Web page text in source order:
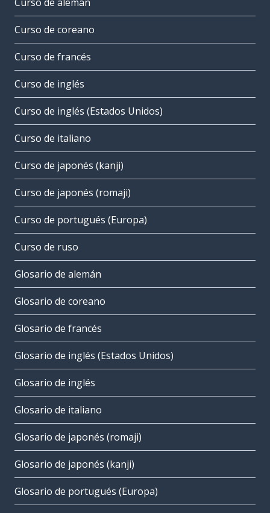
Curso de coreano
Curso de francés
Curso de inglés
Curso de inglés (Estados Unidos)
Curso de italiano
Curso de japonés (kanji)
Curso de japonés (romaji)
Curso de portugués (Europa)
Curso de ruso
Glosario de alemán
Glosario de coreano
Glosario de francés
Glosario de inglés (Estados Unidos)
Glosario de inglés
Glosario de italiano
Glosario de japonés (romaji)
Glosario de japonés (kanji)
Glosario de portugués (Europa)